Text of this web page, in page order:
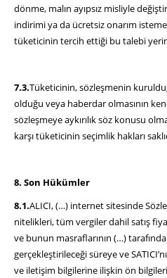
dönme, malın ayıpsız misliyle
indirimi ya da ücretsiz onarım isteme
tüketicinin tercih ettiği bu talebi
7.3.Tüketicinin, sözleşmenin
olduğu veya haberdar olmasının
sözleşmeye aykırılık söz konusu
karşı tüketicinin seçimlik hakları
8. Son Hükümler
8.1.ALICI, (…) internet sitesinde
nitelikleri, tüm vergiler dahil satış
ve bunun masraflarının (…)
gerçekleştirileceği süreye ve
ve iletişim bilgilerine ilişkin ön